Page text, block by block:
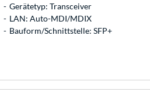
Gerätetyp: Transceiver
LAN: Auto-MDI/MDIX
Bauform/Schnittstelle: SFP+